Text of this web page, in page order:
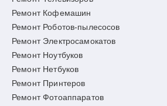
Ремонт Кофемашин
Ремонт Роботов-пылесосов
Ремонт Электросамокатов
Ремонт Ноутбуков
Ремонт Нетбуков
Ремонт Принтеров
Ремонт Фотоаппаратов